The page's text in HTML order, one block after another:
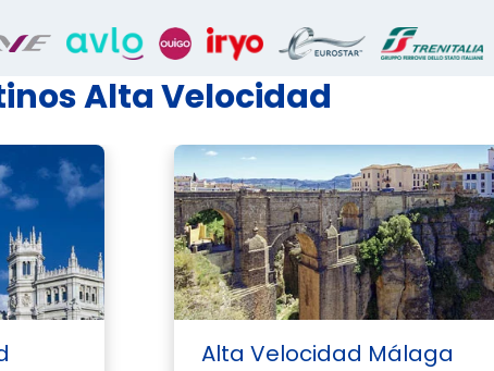
Alta Velocidad
Alta Velocidad Málaga